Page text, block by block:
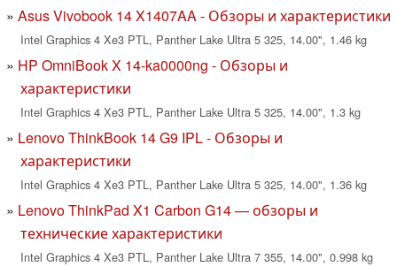
Asus Vivobook 14 X1407AA - Обзоры и характеристики
Intel Graphics 4 Xe3 PTL, Panther Lake Ultra 5 325, 14.00", 1.46 kg
HP OmniBook X 14-ka0000ng - Обзоры и
характеристики
Intel Graphics 4 Xe3 PTL, Panther Lake Ultra 5 325, 14.00", 1.3 kg
Lenovo ThinkBook 14 G9 IPL - Обзоры и
характеристики
Intel Graphics 4 Xe3 PTL, Panther Lake Ultra 5 325, 14.00", 1.36 kg
Lenovo ThinkPad X1 Carbon G14 — обзоры и
технические характеристики
Intel Graphics 4 Xe3 PTL, Panther Lake Ultra 7 355, 14.00", 0.998 kg